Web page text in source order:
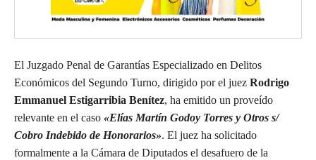
El Juzgado Penal de Garantías Especializado en Delitos
Económicos del Segundo Turno, dirigido por el juez Rodrigo
Emmanuel Estigarribia Benítez, ha emitido un proveído
relevante en el caso «Elías Martín Godoy Torres y Otros s/
Cobro Indebido de Honorarios». El juez ha solicitado
formalmente a la Cámara de Diputados el desafuero de la